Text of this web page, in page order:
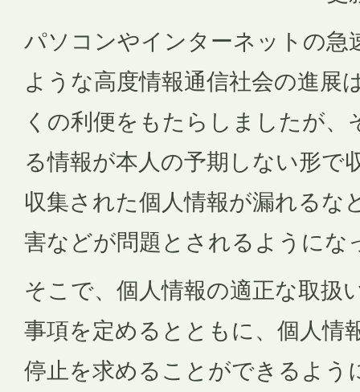
パソコンやインターネットの急
ような高度情報通信社会の進展
くの利便をもたらしましたが、
る情報が本人の予期しない形で
収集された個人情報が漏れるな
害などが問題とされるようにな
そこで、個人情報の適正な取扱
事項を定めるとともに、個人情
停止を求めることができるよう